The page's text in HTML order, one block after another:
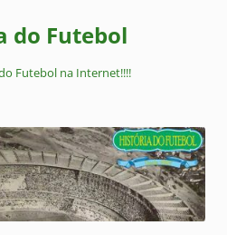
do Futebol
Futebol na Internet!!!!